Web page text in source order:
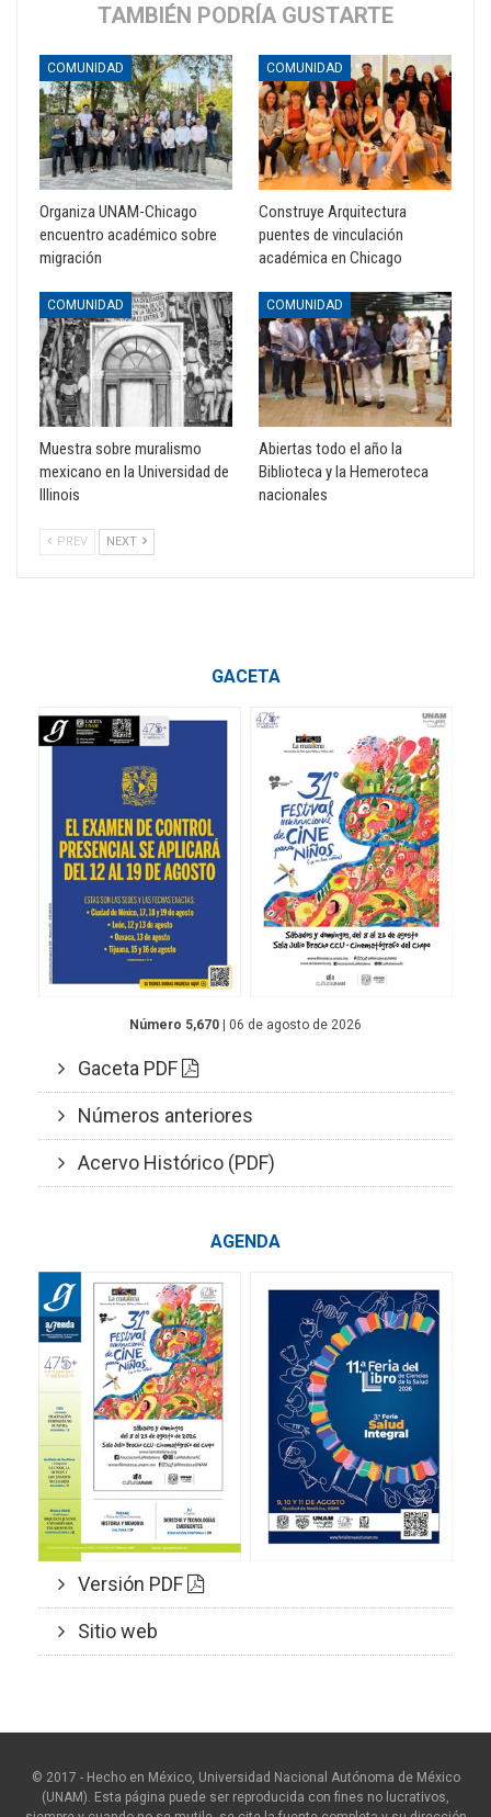
TAMBIÉN PODRÍA GUSTARTE
COMUNIDAD
Organiza UNAM-Chicago
encuentro académico sobre
migración
COMUNIDAD
Construye Arquitectura
puentes de vinculación
académica en Chicago
COMUNIDAD
Muestra sobre muralismo
mexicano en la Universidad de
Illinois
COMUNIDAD
Abiertas todo el año la
Biblioteca y la Hemeroteca
nacionales
PREV NEXT
GACETA
Número 5,670 | 06 de agosto de 2026
Gaceta PDF
Números anteriores
Acervo Histórico (PDF)
AGENDA
Versión PDF
Sitio web
© 2017 - Hecho en México, Universidad Nacional Autónoma de México
(UNAM). Esta página puede ser reproducida con fines no lucrativos,